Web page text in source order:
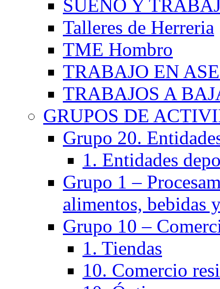
SUEÑO Y
Talleres de Herreria
TME Hombro
TRABAJO EN
TRABAJOS A
GRUPOS DE
Grupo 20.
1. Entidades
Grupo 1 –
alimentos, bebidas
Grupo 10 –
1. Tiendas
10. Comercio